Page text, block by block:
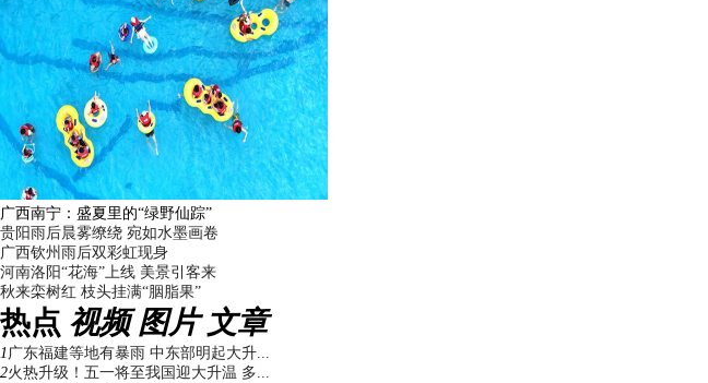
广西南宁：盛夏里的“绿野仙踪”
贵阳雨后晨雾缭绕 宛如水墨画卷
广西钦州雨后双彩虹现身
河南洛阳“花海”上线 美景引客来
秋来栾树红 枝头挂满“胭脂果”
热点 视频 图片 文章
1广东福建等地有暴雨 中东部明起大升...
2火热升级！五一将至我国迎大升温 多...